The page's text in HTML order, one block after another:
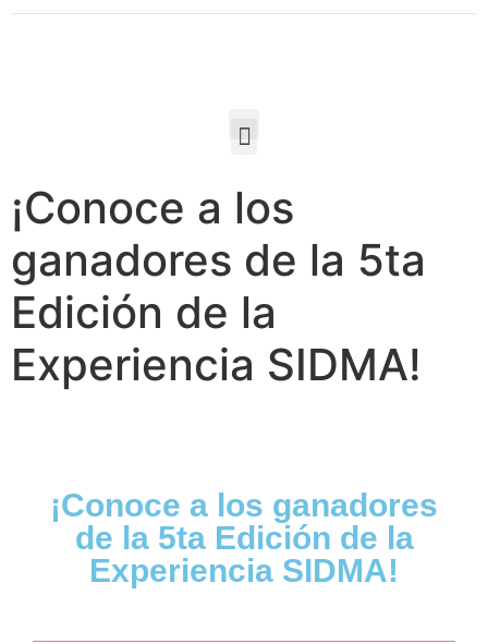
¡Conoce a los
ganadores de la 5ta
Edición de la
Experiencia SIDMA!
¡Conoce a los ganadores
de la 5ta Edición de la
Experiencia SIDMA!